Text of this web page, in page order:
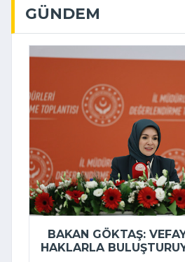
GÜNDEM
BAKAN GÖKTAŞ:
HAKLARLA